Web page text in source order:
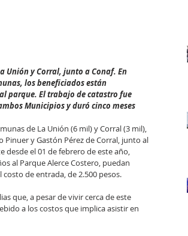
Unión y Corral, junto a Conaf. En
los beneficiados están
parque. El trabajo de catastro fue
Municipios y duró cinco meses
de La Unión (6 mil) y Corral (3 mil),
Pinuer y Gastón Pérez de Corral, junto al
desde el 01 de febrero de este año,
al Parque Alerce Costero, puedan
de entrada, de 2.500 pesos.
que, a pesar de vivir cerca de este
a los costos que implica asistir en